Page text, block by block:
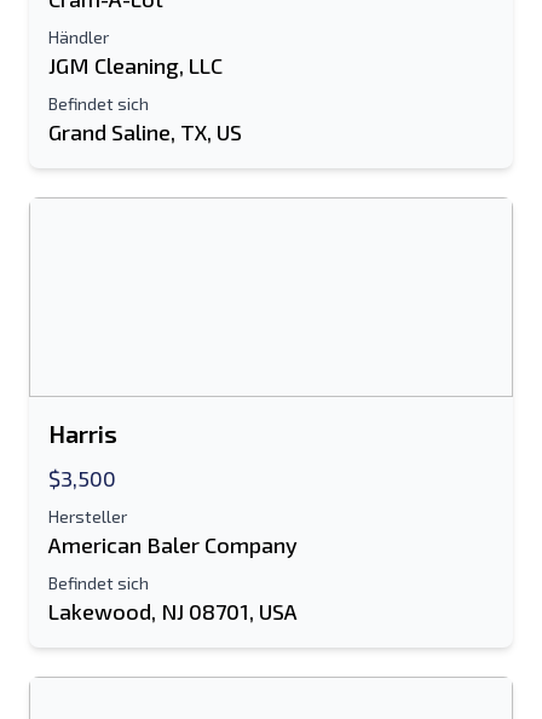
Handy, Mobiltelefon
Händler
JGM Cleaning, LLC
Befindet sich
Grand Saline, TX, US
Harris
$3,500
Hersteller
American Baler Company
Befindet sich
Lakewood, NJ 08701, USA
Ihren vollständigen Namen
zusätzliche Information
Senden